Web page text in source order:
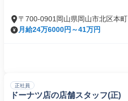
〒700-0901岡山県岡山市北区本町
月給24万6000円～41万円
正社員
ドーナツ店の店舗スタッフ(正)